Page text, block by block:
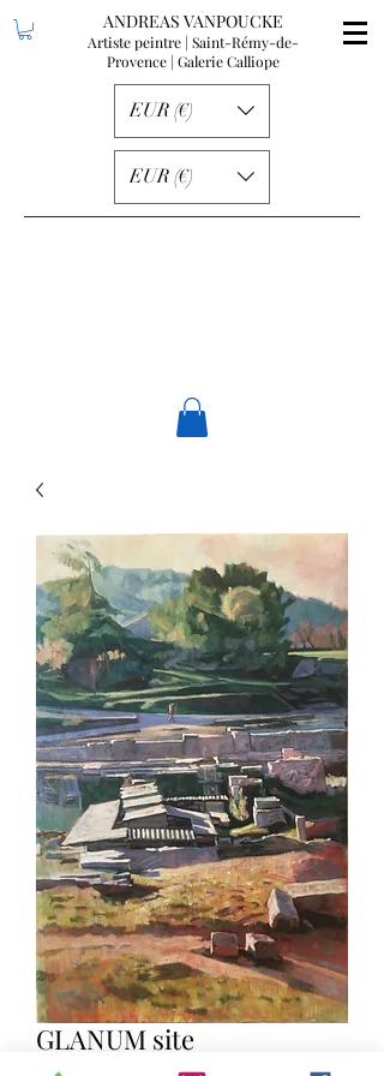
ANDREAS VANPOUCKE
Artiste peintre | Saint-Rémy-de-
Provence | Galerie Calliope
EUR (€)
EUR (€)
GLANUM site